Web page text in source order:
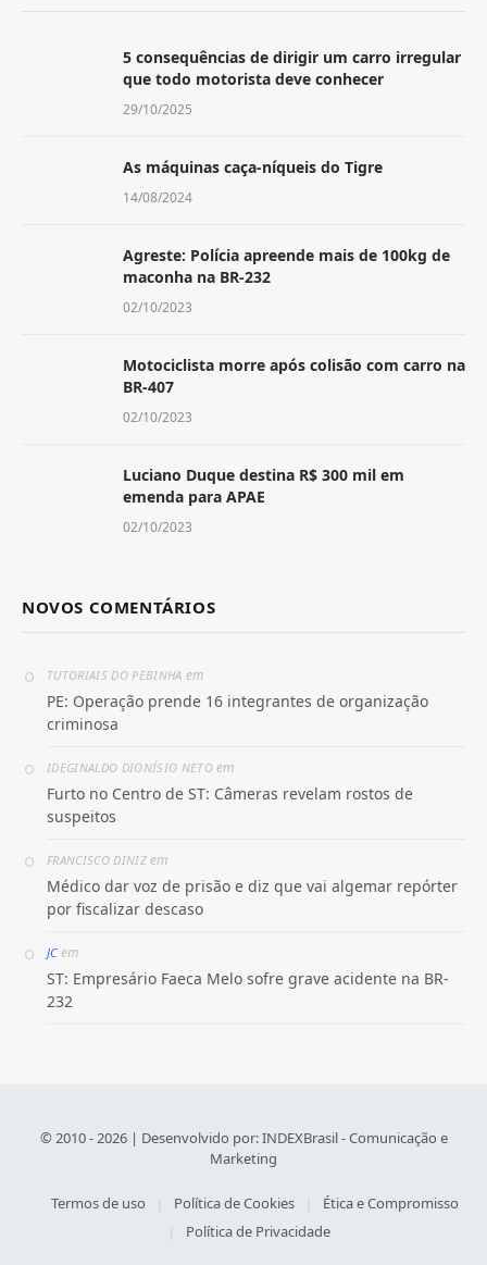
5 consequências de dirigir um carro irregular
que todo motorista deve conhecer
29/10/2025
As máquinas caça-níqueis do Tigre
14/08/2024
Agreste: Polícia apreende mais de 100kg de
maconha na BR-232
02/10/2023
Motociclista morre após colisão com carro na
BR-407
02/10/2023
Luciano Duque destina R$ 300 mil em
emenda para APAE
02/10/2023
NOVOS COMENTÁRIOS
TUTORIAIS DO PEBINHA em
PE: Operação prende 16 integrantes de organização
criminosa
IDEGINALDO DIONÍSIO NETOem
Furto no Centro de ST: Câmeras revelam rostos de
suspeitos
FRANCISCO DINIZem
Médico dar voz de prisão e diz que vai algemar repórter
por fiscalizar descaso
JCem
ST: Empresário Faeca Melo sofre grave acidente na BR-
232
© 2010 - 2026 | Desenvolvido por:INDEXBrasil - Comunicação e
Marketing
Termos de uso Política de Cookies
Ética e Compromisso
Política de Privacidade